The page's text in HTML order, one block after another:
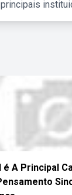
é A Principal